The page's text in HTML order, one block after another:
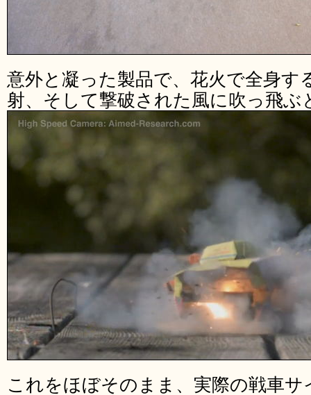
意外と凝った製品で、花火で全身す
射、そして撃破された風に吹っ飛ぶ
これをほぼそのまま、実際の戦車